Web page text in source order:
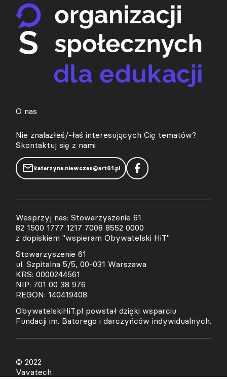
O nas
Nie znalazłeś/-łaś interesujących Cię tematów?
Skontaktuj się z nami
katarzyna.niewczas@art61.pl
Wesprzyj nas: Stowarzyszenie 61
82 1500 1777 1217 7008 8552 0000
z dopiskiem "wspieram Obywatelski HiT"
Stowarzyszenie 61
ul. Szpitalna 5/5, 00-031 Warszawa
KRS: 0000244561
NIP: 701 00 38 976
REGON: 140419408
ObywatelskiHiT.pl powstał dzięki wsparciu
Fundacji im. Batorego i darczyńców indywidualnych.
© 2022
Vavatech